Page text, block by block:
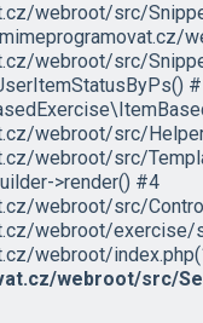
webroot/src/
webroot/src/
webroot/src/
webroot/src/
>render() #4
webroot/src/
webroot/exercise/
webroot/
webroot/src/